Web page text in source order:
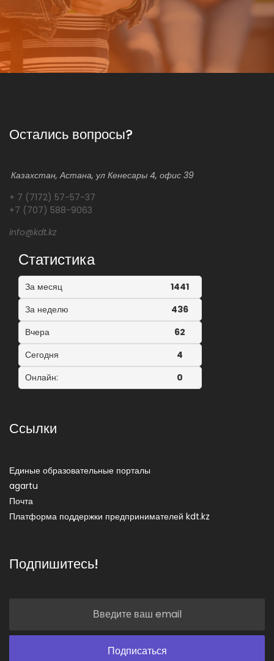
Остались вопросы?
Казахстан, Астана, ул Кенесары 4, офис 39
+ 7 (7172) 57-57-37
+7 (707) 588-9063
info@kdt.kz
Статистика
За месяц
1441
За неделю
436
Вчера
62
Сегодня
4
Онлайн:
0
Ссылки
Единые образовательные порталы
agartu
Почта
Платформа поддержки предпринимателей kdt.kz
Подпишитесь!